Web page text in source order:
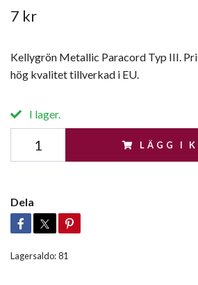
7 kr
Kellygrön Metallic Paracord Typ III.
hög kvalitet tillverkad i EU.
I lager.
LÄGG I
Dela
Lagersaldo:81